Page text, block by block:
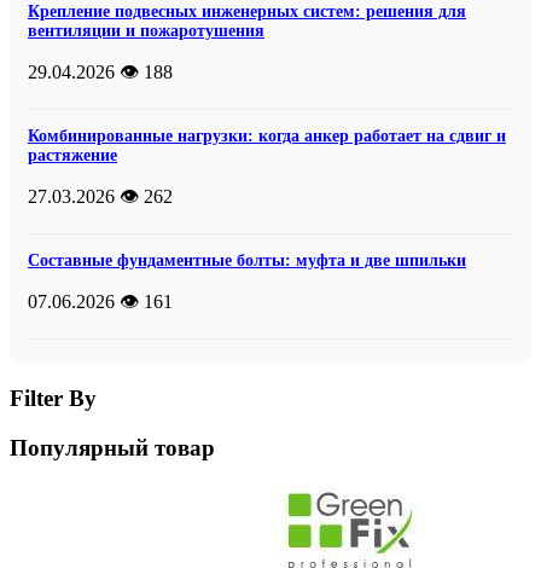
Крепление подвесных инженерных систем: решения для
вентиляции и пожаротушения
29.04.2026 👁️ 188
Комбинированные нагрузки: когда анкер работает на сдвиг и
растяжение
27.03.2026 👁️ 262
Составные фундаментные болты: муфта и две шпильки
07.06.2026 👁️ 161
Filter By
Популярный товар